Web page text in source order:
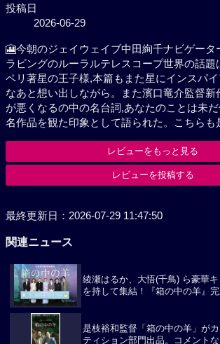
🎦今朝のジェイウェイブ中田絢千ナビ
トリトルラビングのルーラルテレスコ
はサン・テグジュペリ著星の王子様,
ンスパイアされた作品何だなあと想い
た濱口竜介監督新作映画きっと具合が
名台詞,あなたのことは未だ何も判らな
観た印象として語られた。こちらも是
レビューをもっと見る
レビューを投稿する
関連ニュース
綾瀬はるか、大悟(千鳥) ら豪華キ
を持して集結！『箱の中の羊』
是枝裕和監督「箱の中の羊」がカ